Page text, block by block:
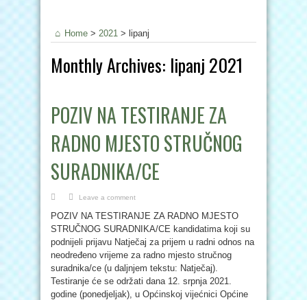
Home > 2021 > lipanj
Monthly Archives: lipanj 2021
POZIV NA TESTIRANJE ZA
RADNO MJESTO STRUČNOG
SURADNIKA/CE
Leave a comment
POZIV NA TESTIRANJE ZA RADNO MJESTO
STRUČNOG SURADNIKA/CE kandidatima koji su
podnijeli prijavu Natječaj za prijem u radni odnos na
neodređeno vrijeme za radno mjesto stručnog
suradnika/ce (u daljnjem tekstu: Natječaj).
Testiranje će se održati dana 12. srpnja 2021.
godine (ponedjeljak), u Općinskoj vijećnici Općine